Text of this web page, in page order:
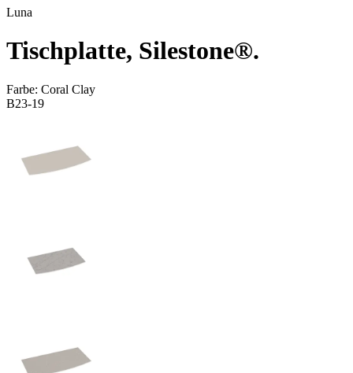
Luna
Tischplatte, Silestone®.
Farbe: Coral Clay
B23-19